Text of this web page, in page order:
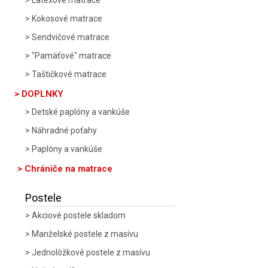
Kokosové matrace
Sendvičové matrace
"Pamäťové" matrace
Taštičkové matrace
DOPLNKY
Detské paplóny a vankúše
Náhradné poťahy
Paplóny a vankúše
Chrániče na matrace
Postele
Akciové postele skladom
Manželské postele z masívu
Jednolôžkové postele z masívu